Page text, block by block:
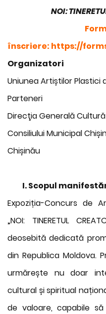
NOI:
înscriere: https://
Organizatori
Uniunea Artiștilor Plastici
Parteneri
Direcţia Generală
Consiliului Municipal
Chișinău
I. Scopul
Expoziția-Concurs de
„NOI: TINERETUL
deosebită dedicată
din Republica Moldova.
urmărește nu doar
cultural și spiritual
de valoare, capabile